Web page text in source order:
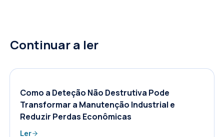
Continuar a ler
Como a Deteção Não Destrutiva Pode
Transformar a Manutenção Industrial e
Reduzir Perdas Econômicas
Ler